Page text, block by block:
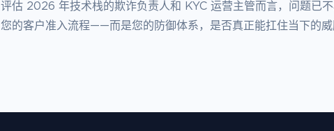
评估 2026 年技术栈的欺诈负责人和 KYC 运营主管而言，问题已
您的客户准入流程——而是您的防御体系，是否真正能扛住当下的威